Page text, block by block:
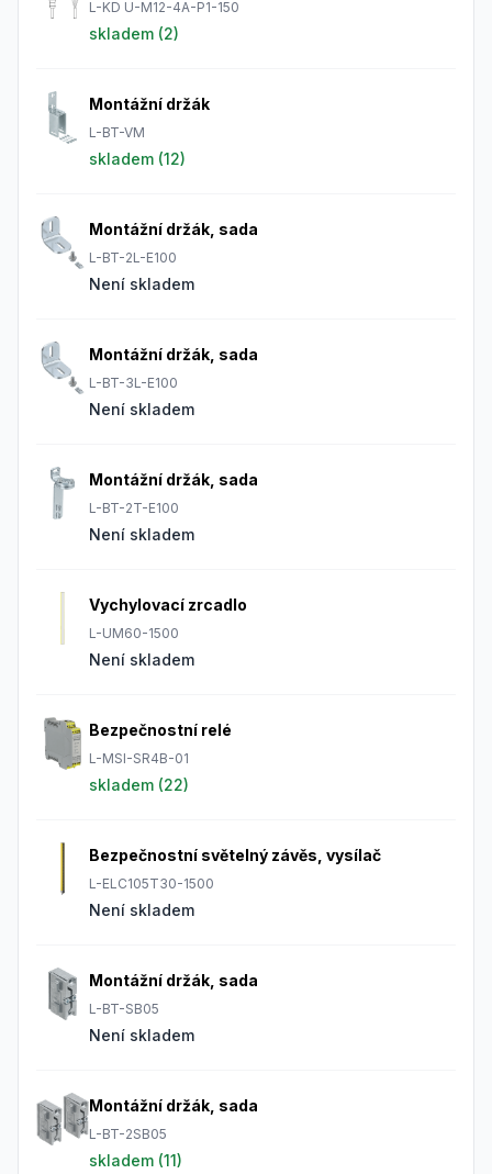
L-KD U-M12-4A-P1-150
skladem (2)
Montážní držák
L-BT-VM
skladem (12)
Montážní držák, sada
L-BT-2L-E100
Není skladem
Montážní držák, sada
L-BT-3L-E100
Není skladem
Montážní držák, sada
L-BT-2T-E100
Není skladem
Vychylovací zrcadlo
L-UM60-1500
Není skladem
Bezpečnostní relé
L-MSI-SR4B-01
skladem (22)
Bezpečnostní světelný závěs, vysílač
L-ELC105T30-1500
Není skladem
Montážní držák, sada
L-BT-SB05
Není skladem
Montážní držák, sada
L-BT-2SB05
skladem (11)